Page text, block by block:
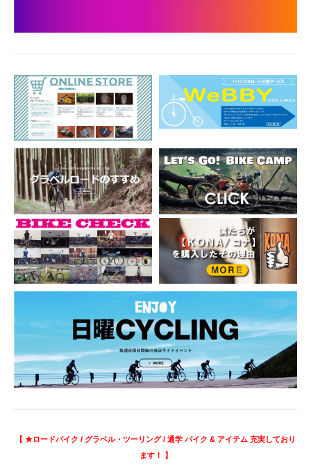
【 ★ロードバイク / グラベル・ツーリング / 通学 バイク & アイテム 充実しており
ます！ 】